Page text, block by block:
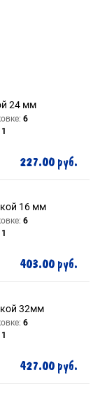
24 мм
6
1
227.00 руб.
16 мм
6
1
403.00 руб.
32мм
6
1
427.00 руб.